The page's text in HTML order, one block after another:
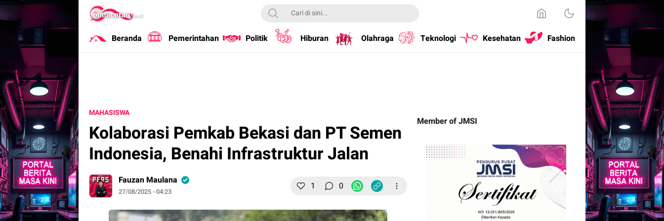
Commentary
Portal Berita Masa Kini
Beranda Pemerintahan Politik Hiburan Olahraga Teknologi Kesehatan Fashion
MAHASISWA
Kolaborasi Pemkab Bekasi dan PT Semen
Indonesia, Benahi Infrastruktur Jalan
Fauzan Maulana
27/08/2025 - 04:23 1 0
Member of JMSI